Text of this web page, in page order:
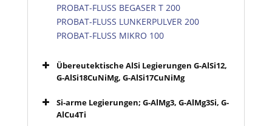
PROBAT-FLUSS BEGASER T 200
PROBAT-FLUSS LUNKERPULVER 200
PROBAT-FLUSS MIKRO 100
Übereutektische AlSi Legierungen G-AlSi12,
G-AlSi18CuNiMg, G-AlSi17CuNiMg
Si-arme Legierungen; G-AlMg3, G-AlMg3Si, G-
AlCu4Ti